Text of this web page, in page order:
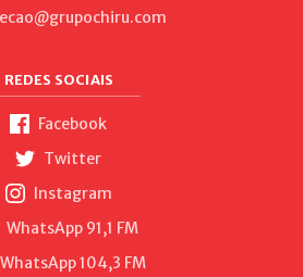
REDES SOCIAIS
Facebook
Twitter
Instagram
WhatsApp 91,1 FM
WhatsApp 104,3 FM